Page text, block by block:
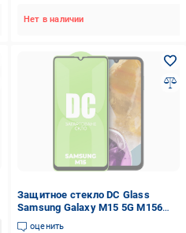
Нет в наличии
Защитное стекло DC Glass
Samsung Galaxy M15 5G M156
(Full Glue)
оценить